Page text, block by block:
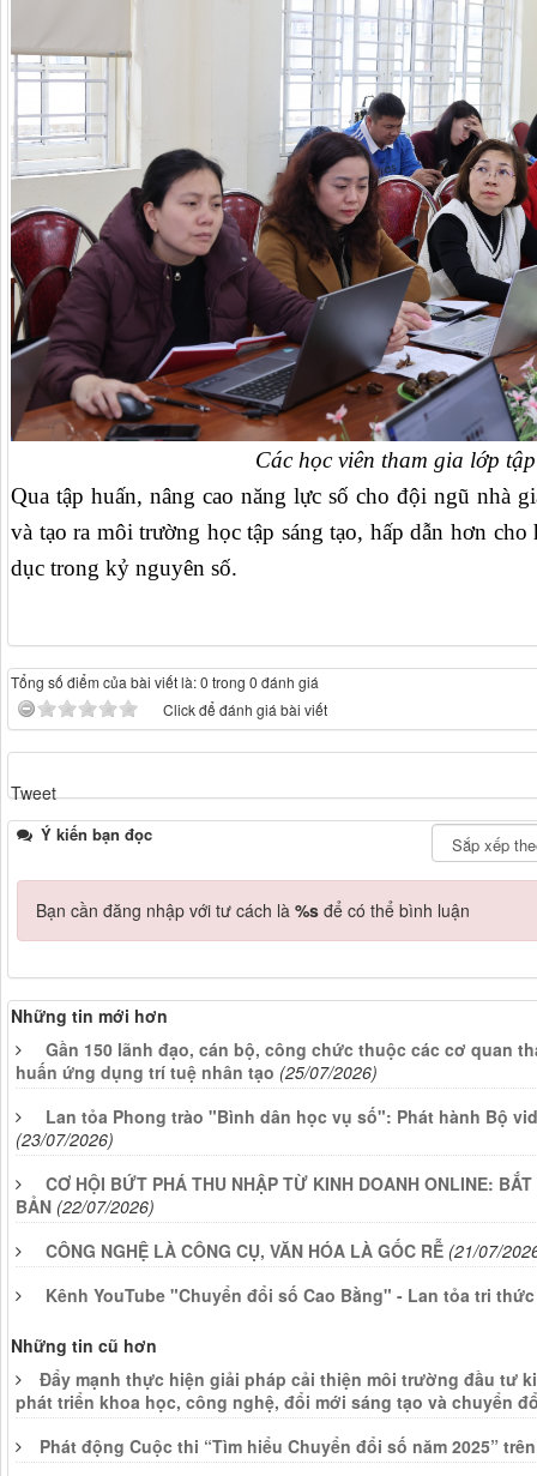
Các học viên tham gia lớp
Qua tập huấn, nâng cao năng lực số cho đội ngũ nhà
và tạo ra môi trường học tập sáng tạo, hấp dẫn hơn cho
dục trong kỷ nguyên số.
Tổng số điểm của bài viết là: 0 trong 0 đánh giá
Click để đánh giá bài viết
Tweet
Ý kiến bạn đọc
Bạn cần đăng nhập với tư cách là %s để có thể bình luận
Những tin mới hơn
Gần 150 lãnh đạo, cán bộ, công chức thuộc các cơ quan
huấn ứng dụng trí tuệ nhân tạo (25/07/2026)
Lan tỏa Phong trào "Bình dân học vụ số": Phát hành Bộ
(23/07/2026)
CƠ HỘI BỨT PHÁ THU NHẬP TỪ KINH DOANH ONLINE:
BẢN (22/07/2026)
CÔNG NGHỆ LÀ CÔNG CỤ, VĂN HÓA LÀ GỐC RỄ (21/07/
Kênh YouTube "Chuyển đổi số Cao Bằng" - Lan tỏa tri
Những tin cũ hơn
Đẩy mạnh thực hiện giải pháp cải thiện môi trường đầu tư
phát triển khoa học, công nghệ, đổi mới sáng tạo và chuyển
Phát động Cuộc thi “Tìm hiểu Chuyển đổi số năm 2025”